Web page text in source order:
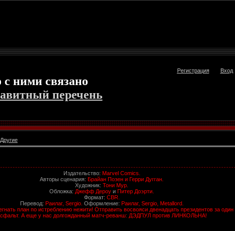
ними связано
перечень
Регистрация Вход
Другие
Издательство: Marvel Comics.
Авторы сценария: Брайан Позен и Герри Дугган.
Художник: Тони Мур.
Обложка: Джефф Дероу и Питер Доэрти.
Формат: CBR.
Перевод: Раилаг, Sergio. Оформление: Раилаг, Sergio, Metallord.
план по истреблению нежити! Отправить восвояси двенадцать президентов за
А еще у нас долгожданный матч-реванш: ДЭДПУЛ против ЛИНКОЛЬНА!